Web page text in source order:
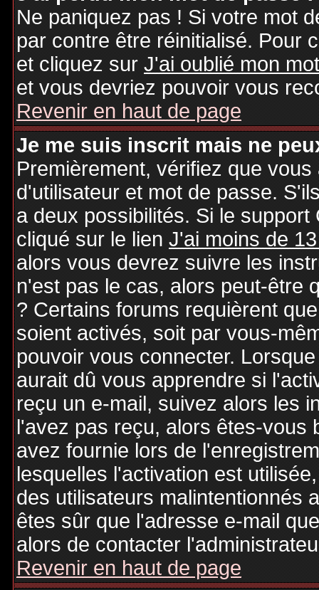
Ne paniquez pas ! Si votre mot
par contre être réinitialisé. Pour
et cliquez surJ'ai oublié mon
et vous devriez pouvoir vous
Revenir en haut de page
Je me suis inscrit mais ne
Premièrement, vérifiez que
d'utilisateur et mot de passe.
a deux possibilités. Si le
cliqué sur le lienJ'ai moins de
alors vous devrez suivre les
n'est pas le cas, alors peut-être
? Certains forums requièrent
soient activés, soit par vous-
pouvoir vous connecter.
aurait dû vous apprendre si
reçu un e-mail, suivez alors les
l'avez pas reçu, alors êtes-vous
avez fournie lors de
lesquelles l'activation est
des utilisateurs malintentionnés
êtes sûr que l'adresse e-mail
alors de contacter
Revenir en haut de page